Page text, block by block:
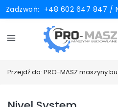
Zadzwoń: +48 602 647 847 /
Przejdź do: PRO-MASZ maszyny budowlane i drogowe